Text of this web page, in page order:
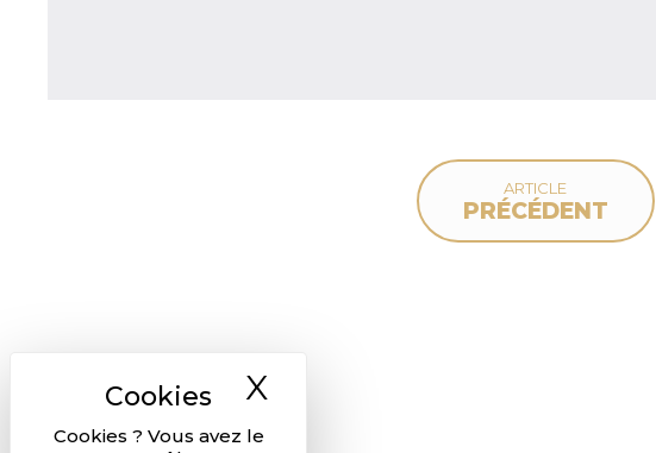
Cookies ? Vous avez le
X
ARTICLE
PRÉCÉDENT